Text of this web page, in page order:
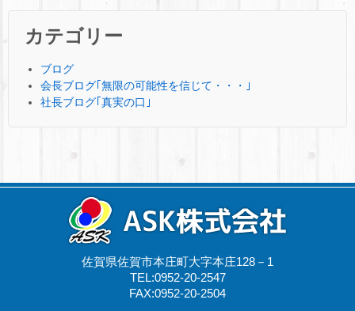
カテゴリー
ブログ
会長ブログ｢無限の可能性を信じて・・・｣
社長ブログ｢真実の口｣
佐賀県佐賀市本庄町大字本庄128－1
TEL:0952-20-2547
FAX:0952-20-2504